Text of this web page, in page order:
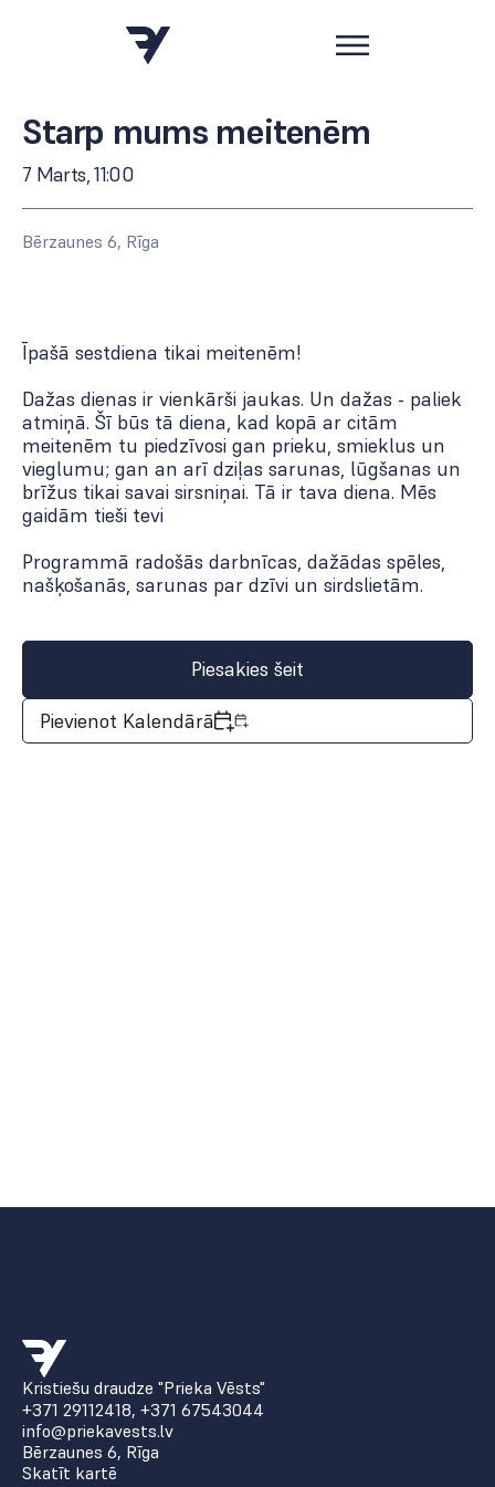
Starp mums meitenēm
7 Marts, 11:00
Bērzaunes 6, Rīga
Īpašā sestdiena tikai meitenēm!
Dažas dienas ir vienkārši jaukas. Un dažas - paliek
atmiņā. Šī būs tā diena, kad kopā ar citām
meitenēm tu piedzīvosi gan prieku, smieklus un
vieglumu; gan an arī dziļas sarunas, lūgšanas un
brīžus tikai savai sirsniņai. Tā ir tava diena. Mēs
gaidām tieši tevi
Programmā radošās darbnīcas, dažādas spēles,
našķošanās, sarunas par dzīvi un sirdslietām.
Piesakies šeit
Pievienot Kalendārā
Kristiešu draudze "Prieka Vēsts"
+371 29112418, +371 67543044
info@priekavests.lv
Bērzaunes 6, Rīga
Skatīt kartē